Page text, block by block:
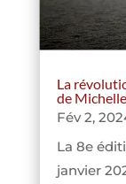
La
de
Fév 2,
La 8e
janvier